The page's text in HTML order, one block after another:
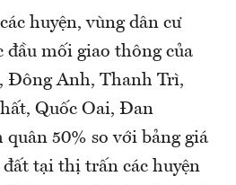
huyện, vùng dân cư
đầu mối giao thông của
Đông Anh, Thanh Trì,
Quốc Oai, Đan
50% so với bảng giá
tại thị trấn các huyện